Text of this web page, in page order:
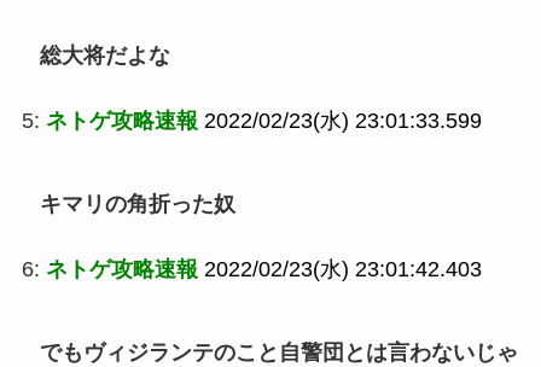
総大将だよな
5: ネトゲ攻略速報 2022/02/23(水) 23:01:33.599
キマリの角折った奴
6: ネトゲ攻略速報 2022/02/23(水) 23:01:42.403
でもヴィジランテのこと自警団とは言わないじゃ